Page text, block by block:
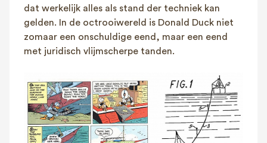
dat werkelijk alles als stand der techniek kan
gelden. In de octrooiwereld is Donald Duck niet
zomaar een onschuldige eend, maar een eend
met juridisch vlijmscherpe tanden.